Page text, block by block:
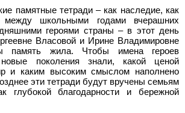
памятные тетради – как наследие, как
школьными годами вчерашних
героями страны – в этот день
Власовой и Ирине Владимировне
память жила. Чтобы имена героев
поколения знали, какой ценой
и каким высоким смыслом наполнено
эти тетради будут вручены семьям
глубокой благодарности и бережной